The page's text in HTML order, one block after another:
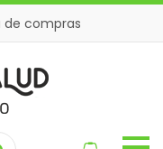
de compras